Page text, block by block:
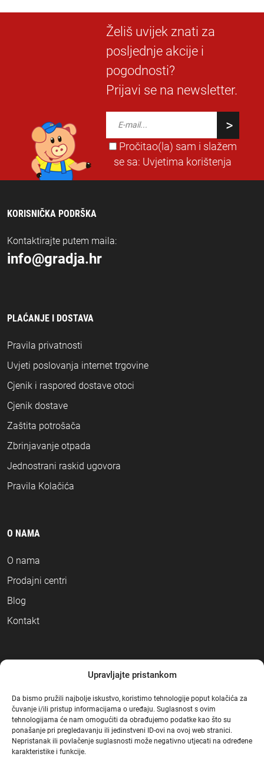
Upravljajte pristankom
Da bismo pružili najbolje iskustvo, koristimo tehnologije poput kolačića za
čuvanje i/ili pristup informacijama o uređaju. Suglasnost s ovim
tehnologijama će nam omogućiti da obrađujemo podatke kao što su
ponašanje pri pregledavanju ili jedinstveni ID-ovi na ovoj web stranici.
Nepristanak ili povlačenje suglasnosti može negativno utjecati na određene
karakteristike i funkcije.
Želiš uvijek znati za
posljednje akcije i
pogodnosti?
Prijavi se na newsletter.
Pročitao(la) sam i slažem
se sa: Uvjetima korištenja
KORISNIČKA PODRŠKA
Kontaktirajte putem maila:
info@gradja.hr
PLAĆANJE I DOSTAVA
Pravila privatnosti
Uvjeti poslovanja internet trgovine
Cjenik i raspored dostave otoci
Cjenik dostave
Zaštita potrošača
Zbrinjavanje otpada
Jednostrani raskid ugovora
Pravila Kolačića
O NAMA
O nama
Prodajni centri
Blog
Kontakt